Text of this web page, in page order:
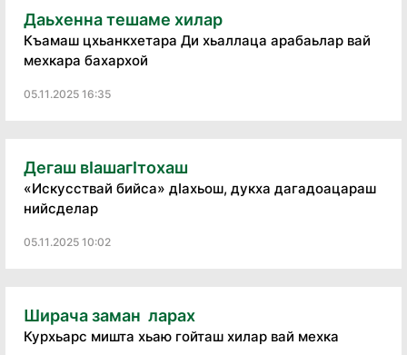
Даьхенна тешаме хилар
Къамаш цхьанкхетара Ди хьаллаца арабаьлар вай
мехкара бахархой
05.11.2025 16:35
Дегаш вӏашагӏтохаш
«Искусствай бийса» дӀахьош, дукха дагадоацараш
нийсделар
05.11.2025 10:02
Ширача заман ларах
Курхьарс мишта хьаю гойташ хилар вай мехка